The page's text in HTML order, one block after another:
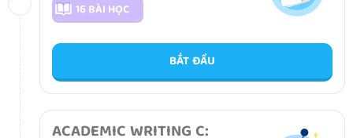
16 BÀI HỌC
BẮT ĐẦU
ACADEMIC WRITING C: